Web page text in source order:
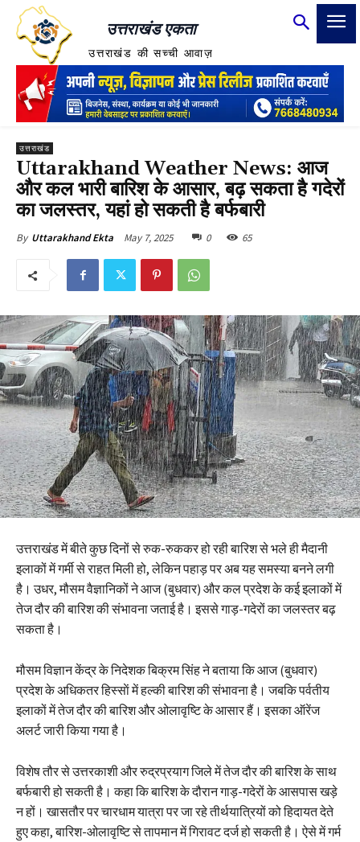
उत्तराखंड एकता
उत्तराखंड की सच्ची आवाज़
उत्तराखंड
Uttarakhand Weather News: आज
और कल भारी बारिश के आसार, बढ़ सकता है गदेरों
का जलस्तर, यहां हो सकती है बर्फबारी
By Uttarakhand Ekta May 7, 2025 0 65
उत्तराखंड में बीते कुछ दिनों से रुक-रुककर हो रही बारिश से भले ही मैदानी
इलाकों में गर्मी से राहत मिली हो, लेकिन पहाड़ पर अब यह समस्या बनने लगी
है। उधर, मौसम वैज्ञानिकों ने आज (बुधवार) और कल प्रदेश के कई इलाकों में
तेज दौर की बारिश की संभावना जताई है। इससे गाड़-गदेरों का जलस्तर बढ़
सकता है।
मौसम विज्ञान केंद्र के निदेशक बिक्रम सिंह ने बताया कि आज (बुधवार)
प्रदेश के अधिकतर हिस्साें में हल्की बारिश की संभावना है। जबकि पर्वतीय
इलाकों में तेज दौर की बारिश और ओलावृष्टि के आसार हैं। इसका ऑरेंज
अलर्ट जारी किया गया है।
विशेष तौर से उत्तरकाशी और रुद्रप्रयाग जिले में तेज दौर की बारिश के साथ
बर्फबारी हो सकती है। कहा कि बारिश के दौरान गाड़-गदेरों के आसपास खड़े
न हों। खासतौर पर चारधाम यात्रा पर जा रहे तीर्थयात्रियों को हिदायत देते
हुए कहा, बारिश-ओलावृष्टि से तापमान में गिरावट दर्ज हो सकती है। ऐसे में गर्म